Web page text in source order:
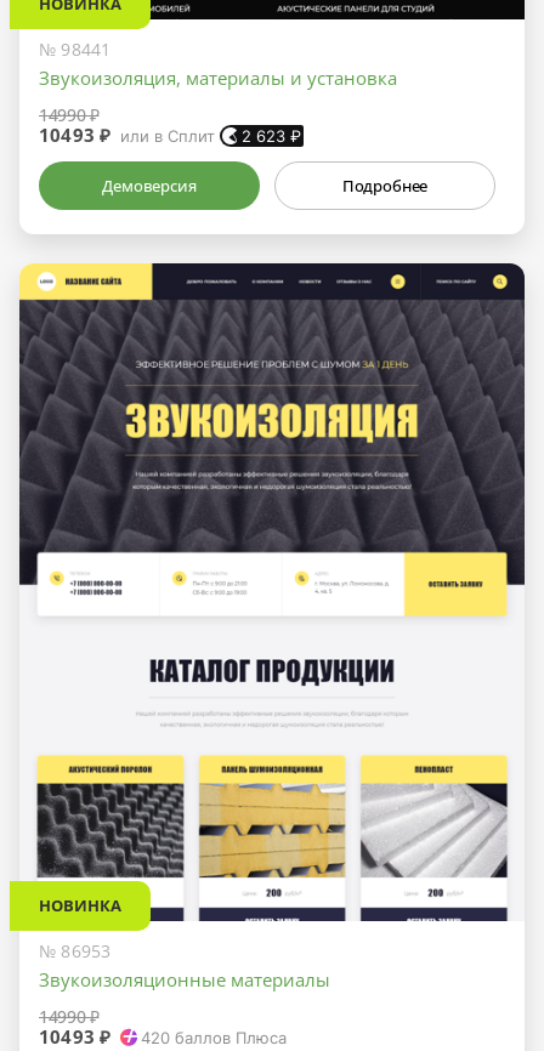
№ 98441
Звукоизоляция, материалы и установка
14990 ₽
10493 ₽ или в Сплит 2 623 ₽
Демоверсия Подробнее
НОВИНКА
№ 86953
Звукоизоляционные материалы
14990 ₽
10493 ₽ 420 баллов Плюса